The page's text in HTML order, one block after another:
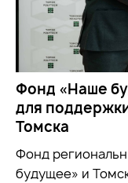
Фонд «Наше
для
Томска
Фонд
будущее» и